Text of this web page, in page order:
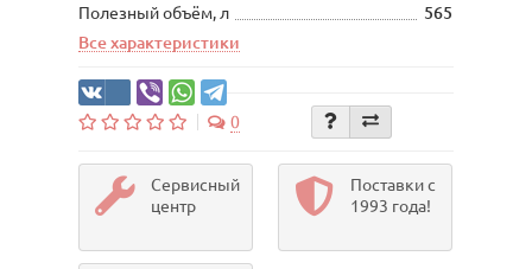
Полезный объём, л
565
Все характеристики
0
Сервисный
центр
Поставки с
1993 года!